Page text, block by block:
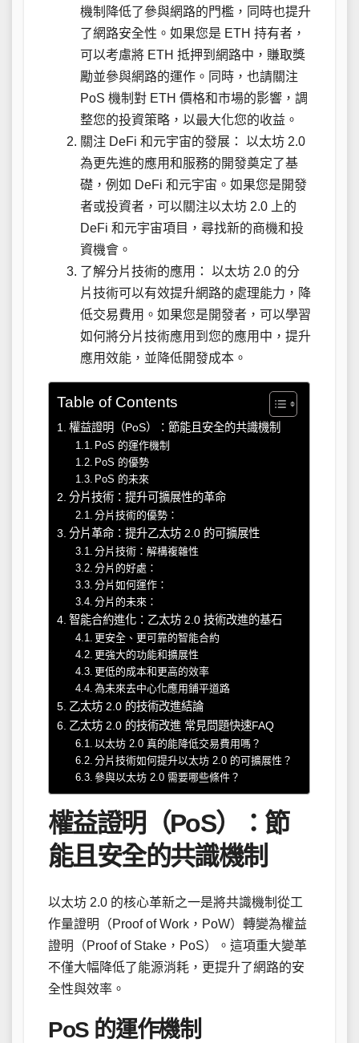
機制降低了參與網路的門檻，同時也提升
了網路安全性。如果您是 ETH 持有者，
可以考慮將 ETH 抵押到網路中，賺取獎
勵並參與網路的運作。同時，也請關注
PoS 機制對 ETH 價格和市場的影響，調
整您的投資策略，以最大化您的收益。
關注 DeFi 和元宇宙的發展： 以太坊 2.0
為更先進的應用和服務的開發奠定了基
礎，例如 DeFi 和元宇宙。如果您是開發
者或投資者，可以關注以太坊 2.0 上的
DeFi 和元宇宙項目，尋找新的商機和投
資機會。
了解分片技術的應用： 以太坊 2.0 的分
片技術可以有效提升網路的處理能力，降
低交易費用。如果您是開發者，可以學習
如何將分片技術應用到您的應用中，提升
應用效能，並降低開發成本。
Table of Contents
權益證明（PoS）：節能且安全的共識機制
PoS 的運作機制
PoS 的優勢
PoS 的未來
分片技術：提升可擴展性的革命
分片技術的優勢：
分片革命：提升乙太坊 2.0 的可擴展性
分片技術：解構複雜性
分片的好處：
分片如何運作：
分片的未來：
智能合約進化：乙太坊 2.0 技術改進的基石
更安全、更可靠的智能合約
更強大的功能和擴展性
更低的成本和更高的效率
為未來去中心化應用鋪平道路
乙太坊 2.0 的技術改進結論
乙太坊 2.0 的技術改進 常見問題快速FAQ
以太坊 2.0 真的能降低交易費用嗎？
分片技術如何提升以太坊 2.0 的可擴展性？
參與以太坊 2.0 需要哪些條件？
權益證明（PoS）：節
能且安全的共識機制
以太坊 2.0 的核心革新之一是將共識機制從工
作量證明（Proof of Work，PoW）轉變為權益
證明（Proof of Stake，PoS）。這項重大變革
不僅大幅降低了能源消耗，更提升了網路的安
全性與效率。
PoS 的運作機制